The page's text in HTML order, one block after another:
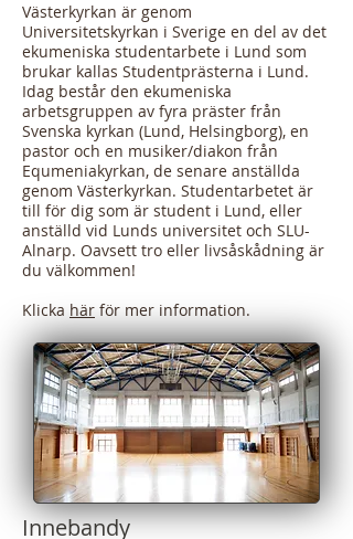
​Västerkyrkan är genom
Universitetskyrkan i Sverige en del av det
ekumeniska studentarbete i Lund som
brukar kallas Studentprästerna i Lund.
Idag består den ekumeniska
arbetsgruppen av fyra präster från
Svenska kyrkan (Lund, Helsingborg), en
pastor och en musiker/diakon från
Equmeniakyrkan, de senare anställda
genom Västerkyrkan. Studentarbetet är
till för dig som är student i Lund, eller
anställd vid Lunds universitet och SLU-
Alnarp. Oavsett tro eller livsåskådning är
du välkommen!
Klicka här för mer information.
Innebandy